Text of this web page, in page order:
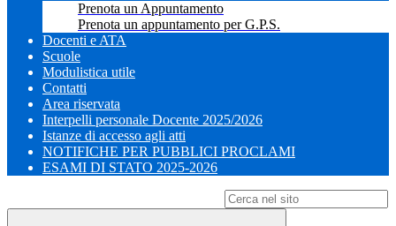
Prenota un Appuntamento
Prenota un appuntamento per G.P.S.
Docenti e ATA
Scuole
Modulistica utile
Contatti
Area riservata
Interpelli personale Docente 2025/2026
Istanze di accesso agli atti
NOTIFICHE PER PUBBLICI PROCLAMI
ESAMI DI STATO 2025-2026